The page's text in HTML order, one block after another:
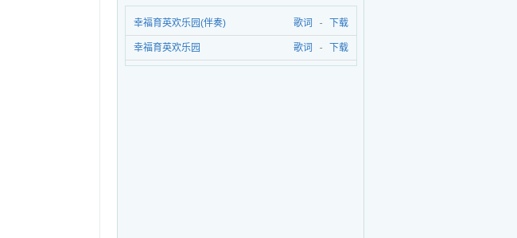
幸福育英欢乐园(伴奏) 歌词 - 下载
幸福育英欢乐园 歌词 - 下载